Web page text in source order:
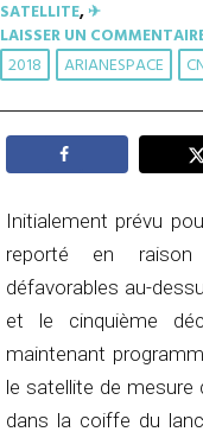
SATELLITE,✈︎
LAISSER UN
2018 ARIANESPACE
Initialement prévu
reporté en raison
défavorables au-
et le cinquième
maintenant
le satellite de mesure
dans la coiffe du